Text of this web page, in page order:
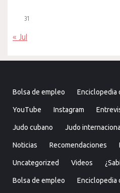
31
« Jul
Bolsa de empleo Enciclopedia
YouTube Instagram
Judo cubano Judo
Noticias Recomendaciones
Uncategorized Videos
Bolsa de empleo Enciclopedia